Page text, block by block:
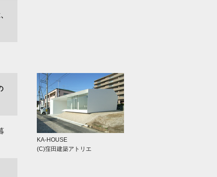
KA-HOUSE
(C)窪田建築アトリエ